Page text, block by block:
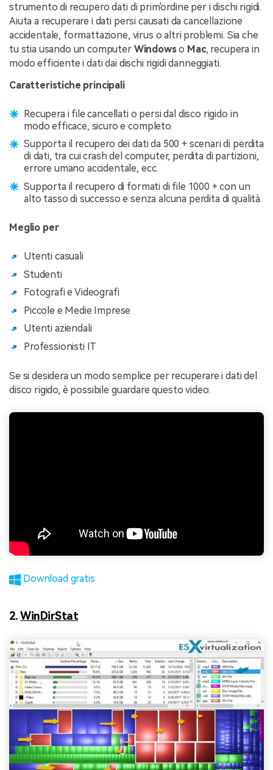
strumento di recupero dati di prim'ordine per i dischi rigidi.
Aiuta a recuperare i dati persi causati da cancellazione
accidentale, formattazione, virus o altri problemi. Sia che
tu stia usando un computer Windowso Mac, recupera in
modo efficiente i dati dai dischi rigidi danneggiati.
Caratteristiche principali
Recupera i file cancellati o persi dal disco rigido in
modo efficace, sicuro e completo.
Supporta il recupero dei dati da 500 + scenari di perdita
di dati, tra cui crash del computer, perdita di partizioni,
errore umano accidentale, ecc.
Supporta il recupero di formati di file 1000 + con un
alto tasso di successo e senza alcuna perdita di qualità.
Meglio per
Utenti casuali
Studenti
Fotografi e Videografi
Piccole e Medie Imprese
Utenti aziendali
Professionisti IT
Se si desidera un modo semplice per recuperare i dati del
disco rigido, è possibile guardare questo video:
Download gratis
2.WinDirStat